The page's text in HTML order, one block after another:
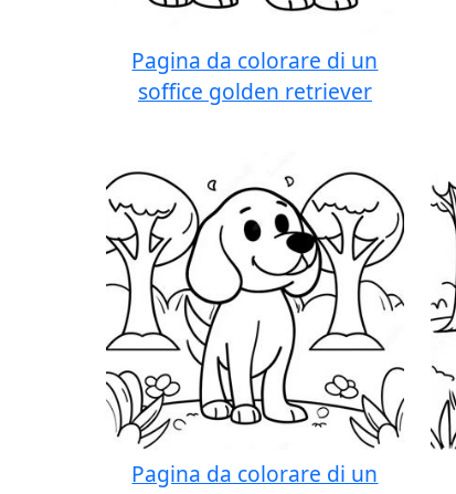
Pagina da colorare di un
soffice golden retriever
Pagina da colorare di un